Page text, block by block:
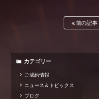
前の記事
カテゴリー
ご成約情報
ニュース＆トピックス
ブログ